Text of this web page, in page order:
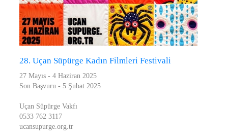
28. Uçan Süpürge Kadın Filmleri Festivali
27 Mayıs - 4 Haziran 2025
Son Başvuru - 5 Şubat 2025
Uçan Süpürge Vakfı
0533 762 3117
ucansupurge.org.tr